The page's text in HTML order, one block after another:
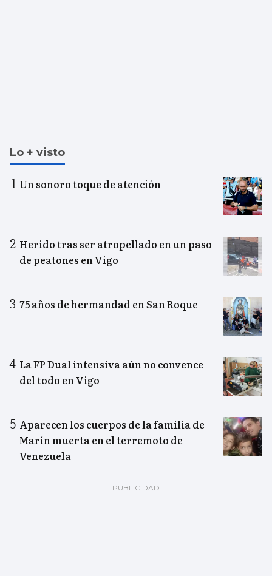
Lo + visto
Un sonoro toque de atención
Herido tras ser atropellado en un paso
de peatones en Vigo
75 años de hermandad en San Roque
La FP Dual intensiva aún no convence
del todo en Vigo
Aparecen los cuerpos de la familia de
Marín muerta en el terremoto de
Venezuela